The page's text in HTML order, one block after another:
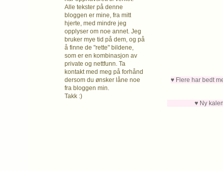
♥ Flere har bedt
♥ Ny
Alle tekster på denne
bloggen er mine, fra mitt
hjerte, med mindre jeg
opplyser om noe annet. Jeg
bruker mye tid på dem, og på
å finne de "rette" bildene,
som er en kombinasjon av
private og nettfunn. Ta
kontakt med meg på forhånd
dersom du ønsker låne noe
fra bloggen min.
Takk :)